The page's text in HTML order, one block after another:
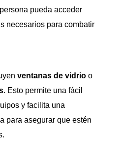
pueda acceder
necesarios para combatir
ventanas de vidrioo
. Esto permite una fácil
y facilita una
para asegurar que estén